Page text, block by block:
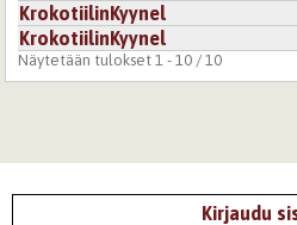
KrokotiilinKyynel
KrokotiilinKyynel
Näytetään tulokset 1 - 10 / 10
Kirjaudu